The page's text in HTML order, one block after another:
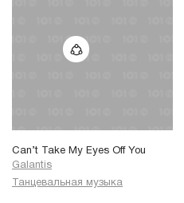
Can’t Take My Eyes Off You
Galantis
Танцевальная музыка